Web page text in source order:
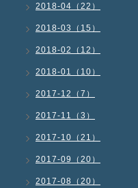
2018-04（22）
2018-03（15）
2018-02（12）
2018-01（10）
2017-12（7）
2017-11（3）
2017-10（21）
2017-09（20）
2017-08（20）